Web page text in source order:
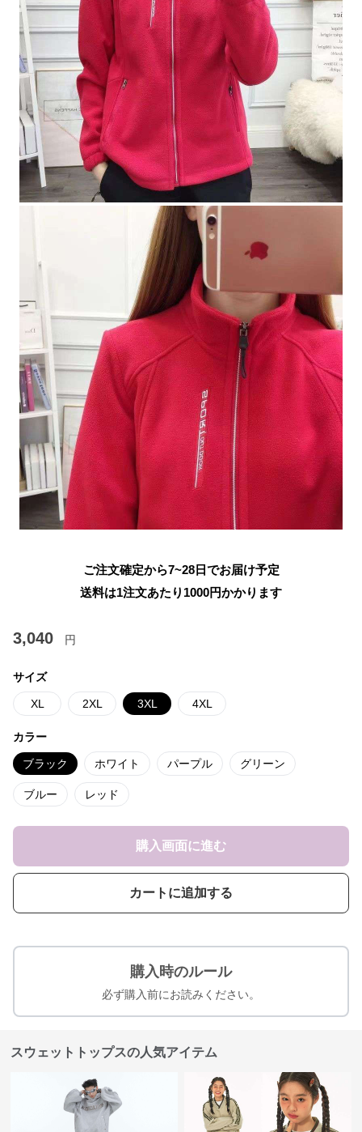
ご注文確定から7~28日でお届け予定
送料は1注文あたり 1000円かかります
3,040 円
サイズ
XL 2XL 3XL 4XL
カラー
ブラック ホワイト パープル グリーン
ブルー レッド
購入画面に進む
カートに追加する
購入時のルール
必ず購入前にお読みください。
スウェットトップスの人気アイテム